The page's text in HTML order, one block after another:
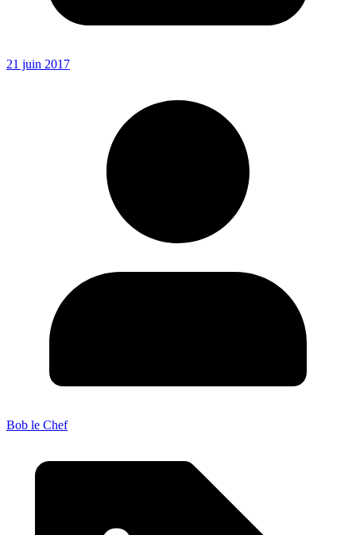
21 juin 2017
Bob le Chef